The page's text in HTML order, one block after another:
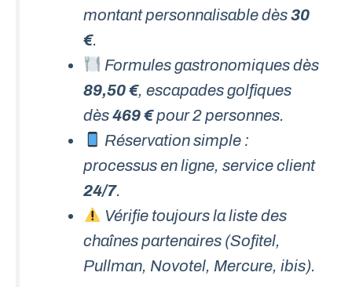
montant personnalisable dès30
€.
Formules gastronomiques dès
89,50 €, escapades golfiques
dès469 €pour 2 personnes.
Réservation simple :
processus en ligne, service client
24/7.
Vérifie toujours la liste des
chaînes partenaires (Sofitel,
Pullman, Novotel, Mercure, ibis).